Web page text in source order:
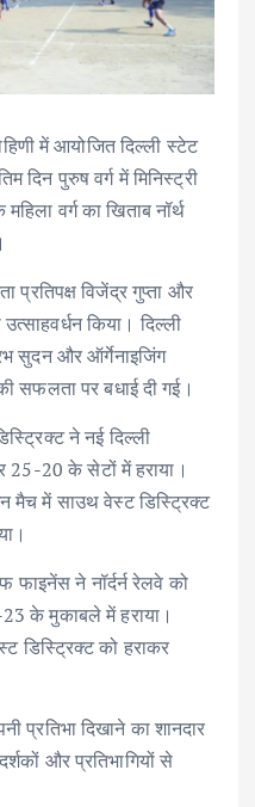
में आयोजित दिल्ली स्टेट
दिन पुरुष वर्ग में मिनिस्ट्री
वर्ग का खिताब नॉर्थ
प्रतिपक्ष विजेंद्र गुप्ता और
किया। दिल्ली
सुदन और ऑर्गेनाइजिंग
सफलता पर बधाई दी गई।
ने नई दिल्ली
20 के सेटों में हराया।
मैच में साउथ वेस्ट डिस्ट्रिक्ट
फाइनेंस ने नॉर्दर्न रेलवे को
के मुकाबले में हराया।
डिस्ट्रिक्ट को हराकर
प्रतिभा दिखाने का शानदार
और प्रतिभागियों से